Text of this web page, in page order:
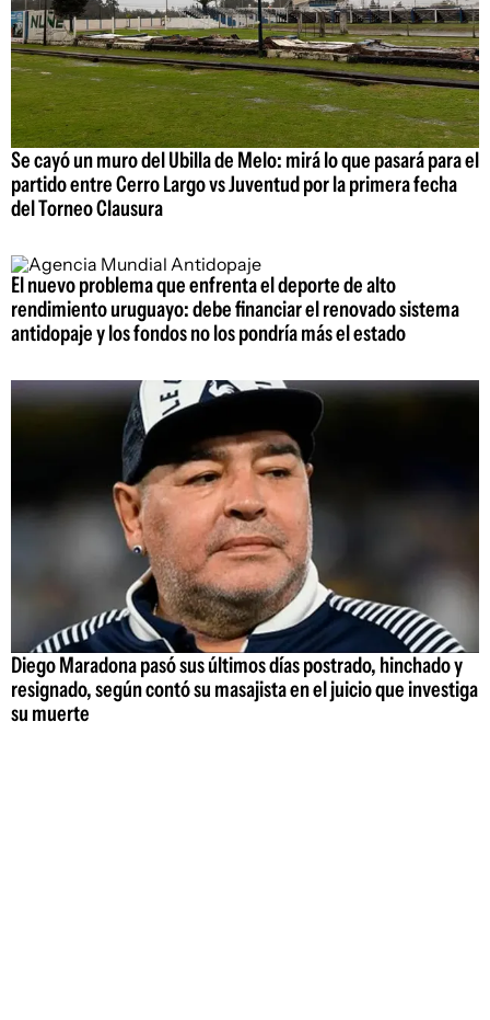
Se cayó un muro del Ubilla de Melo: mirá lo que pasará para el
partido entre Cerro Largo vs Juventud por la primera fecha
del Torneo Clausura
El nuevo problema que enfrenta el deporte de alto
rendimiento uruguayo: debe financiar el renovado sistema
antidopaje y los fondos no los pondría más el estado
Diego Maradona pasó sus últimos días postrado, hinchado y
resignado, según contó su masajista en el juicio que investiga
su muerte